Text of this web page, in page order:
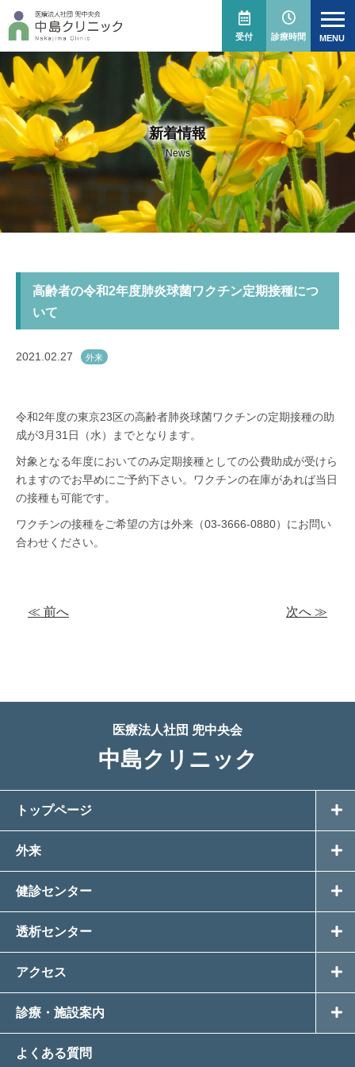
受付 診療時間
新着情報
News
高齢者の令和2年度肺炎球菌ワクチン定期接種につ
いて
2021.02.27 外来
令和2年度の東京23区の高齢者肺炎球菌ワクチンの定期接種の助
成が3 月31 日（水）までとなります。
対象となる年度においてのみ定期接種としての公費助成が受けら
れますのでお早めにご予約下さい。ワクチンの在庫があれば当日
の接種も可能です。
ワクチンの接種をご希望の方は外来（03-3666-0880）にお問い
合わせください。
≪ 前へ 次へ ≫
医療法人社団 兜中央会
中島クリニック
トップページ
外来
健診センター
透析センター
アクセス
診療・施設案内
よくある質問